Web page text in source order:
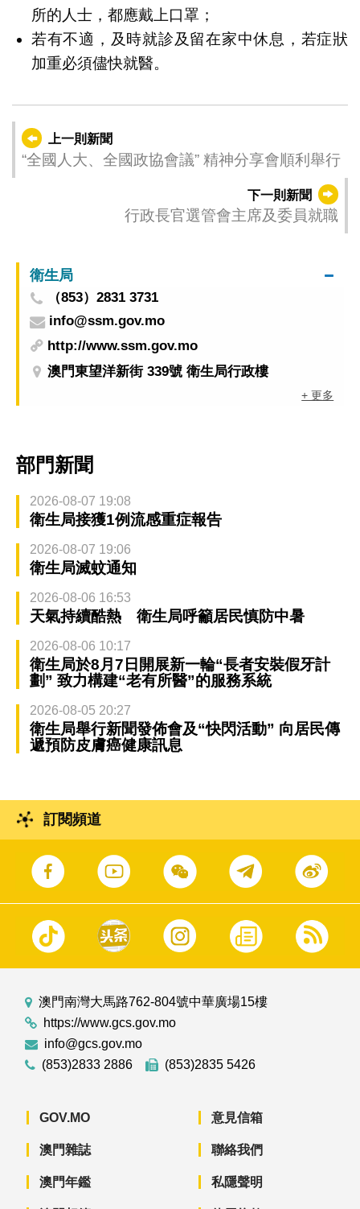
所的人士，都應戴上口罩；
若有不適，及時就診及留在家中休息，若症狀
加重必須儘快就醫。
上一則新聞
“全國人大、全國政協會議” 精神分享會順利舉行
下一則新聞
行政長官選管會主席及委員就職
衛生局
（853）2831 3731
info@ssm.gov.mo
http://www.ssm.gov.mo
澳門東望洋新街 339號 衛生局行政樓
+ 更多
部門新聞
2026-08-07 19:08
衛生局接獲1例流感重症報告
2026-08-07 19:06
衛生局滅蚊通知
2026-08-06 16:53
天氣持續酷熱 衛生局呼籲居民慎防中暑
2026-08-06 10:17
衛生局於8月7日開展新一輪“長者安裝假牙計
劃” 致力構建“老有所醫”的服務系統
2026-08-05 20:27
衛生局舉行新聞發佈會及“快閃活動” 向居民傳
遞預防皮膚癌健康訊息
訂閱頻道
澳門南灣大馬路762-804號中華廣場15樓
https://www.gcs.gov.mo
info@gcs.gov.mo
(853)2833 2886
(853)2835 5426
GOV.MO
澳門雜誌
澳門年鑑
意見信箱
聯絡我們
私隱聲明